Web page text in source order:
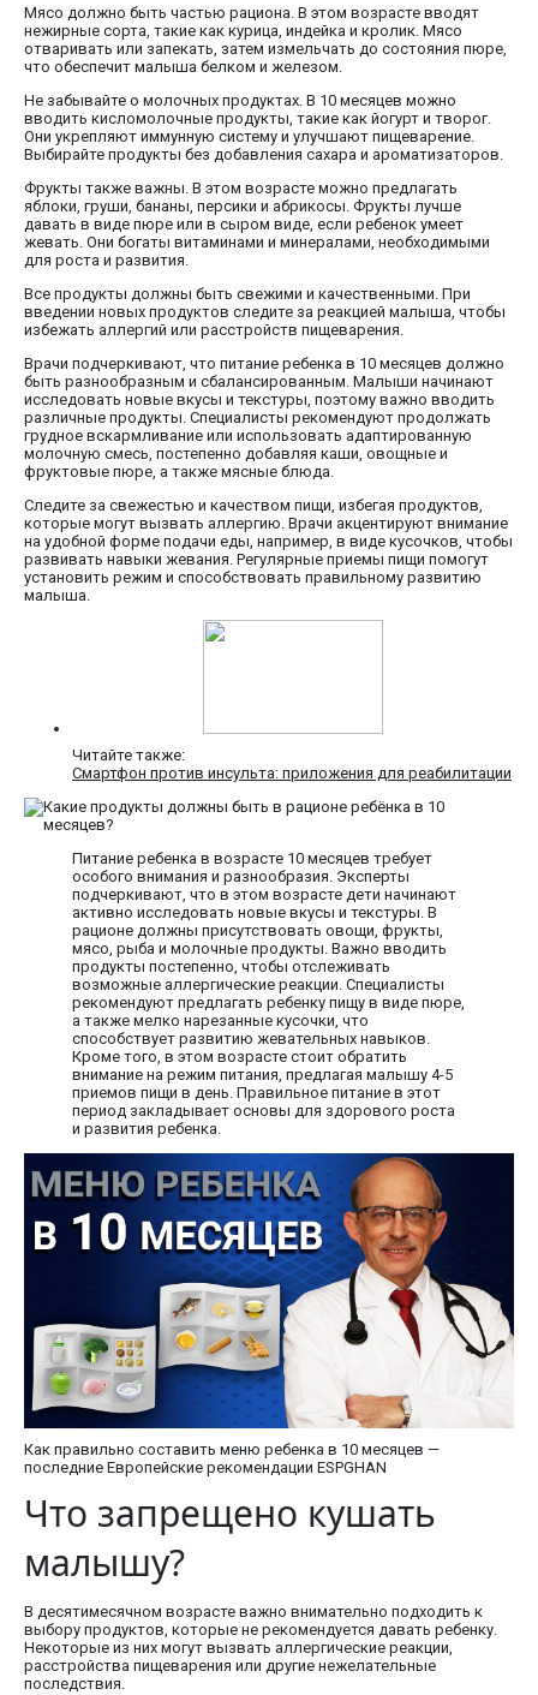
Мясо должно быть частью рациона. В этом возрасте вводят
нежирные сорта, такие как курица, индейка и кролик. Мясо
отваривать или запекать, затем измельчать до состояния пюре,
что обеспечит малыша белком и железом.
Не забывайте о молочных продуктах. В 10 месяцев можно
вводить кисломолочные продукты, такие как йогурт и творог.
Они укрепляют иммунную систему и улучшают пищеварение.
Выбирайте продукты без добавления сахара и ароматизаторов.
Фрукты также важны. В этом возрасте можно предлагать
яблоки, груши, бананы, персики и абрикосы. Фрукты лучше
давать в виде пюре или в сыром виде, если ребенок умеет
жевать. Они богаты витаминами и минералами, необходимыми
для роста и развития.
Все продукты должны быть свежими и качественными. При
введении новых продуктов следите за реакцией малыша, чтобы
избежать аллергий или расстройств пищеварения.
Врачи подчеркивают, что питание ребенка в 10 месяцев должно
быть разнообразным и сбалансированным. Малыши начинают
исследовать новые вкусы и текстуры, поэтому важно вводить
различные продукты. Специалисты рекомендуют продолжать
грудное вскармливание или использовать адаптированную
молочную смесь, постепенно добавляя каши, овощные и
фруктовые пюре, а также мясные блюда.
Следите за свежестью и качеством пищи, избегая продуктов,
которые могут вызвать аллергию. Врачи акцентируют внимание
на удобной форме подачи еды, например, в виде кусочков, чтобы
развивать навыки жевания. Регулярные приемы пищи помогут
установить режим и способствовать правильному развитию
малыша.
Читайте также:
Смартфон против инсульта: приложения для реабилитации
Питание ребенка в возрасте 10 месяцев требует
особого внимания и разнообразия. Эксперты
подчеркивают, что в этом возрасте дети начинают
активно исследовать новые вкусы и текстуры. В
рационе должны присутствовать овощи, фрукты,
мясо, рыба и молочные продукты. Важно вводить
продукты постепенно, чтобы отслеживать
возможные аллергические реакции. Специалисты
рекомендуют предлагать ребенку пищу в виде пюре,
а также мелко нарезанные кусочки, что
способствует развитию жевательных навыков.
Кроме того, в этом возрасте стоит обратить
внимание на режим питания, предлагая малышу 4-5
приемов пищи в день. Правильное питание в этот
период закладывает основы для здорового роста
и развития ребенка.
Как правильно составить меню ребенка в 10 месяцев —
последние Европейские рекомендации ESPGHAN
Что запрещено кушать
малышу?
В десятимесячном возрасте важно внимательно подходить к
выбору продуктов, которые не рекомендуется давать ребенку.
Некоторые из них могут вызвать аллергические реакции,
расстройства пищеварения или другие нежелательные
последствия.